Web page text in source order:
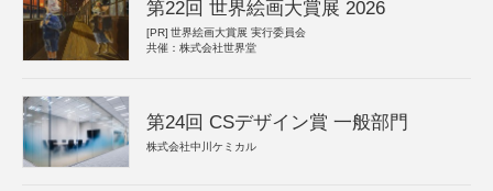
第22回 世界絵画大賞展 2026
[PR] 世界絵画大賞展 実行委員会
共催：株式会社世界堂
第24回 CSデザイン賞 一般部門
株式会社中川ケミカル